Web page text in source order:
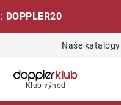
DOPPLER20
Naše katalogy
Klub výhod